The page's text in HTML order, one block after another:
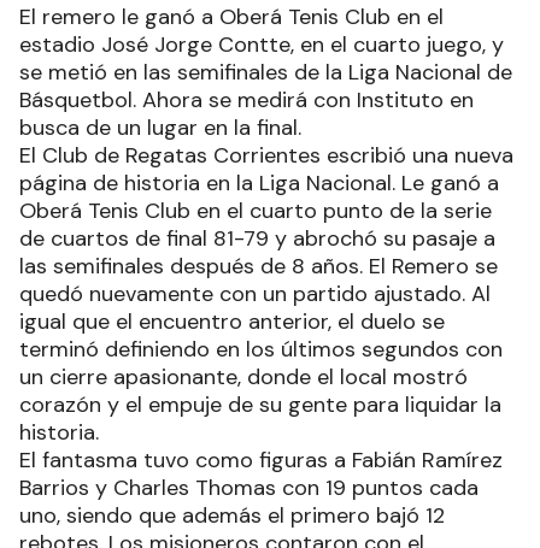
El remero le ganó a Oberá Tenis Club en el
estadio José Jorge Contte, en el cuarto juego, y
se metió en las semifinales de la Liga Nacional de
Básquetbol. Ahora se medirá con Instituto en
busca de un lugar en la final.
El Club de Regatas Corrientes escribió una nueva
página de historia en la Liga Nacional. Le ganó a
Oberá Tenis Club en el cuarto punto de la serie
de cuartos de final 81-79 y abrochó su pasaje a
las semifinales después de 8 años. El Remero se
quedó nuevamente con un partido ajustado. Al
igual que el encuentro anterior, el duelo se
terminó definiendo en los últimos segundos con
un cierre apasionante, donde el local mostró
corazón y el empuje de su gente para liquidar la
historia.
El fantasma tuvo como figuras a Fabián Ramírez
Barrios y Charles Thomas con 19 puntos cada
uno, siendo que además el primero bajó 12